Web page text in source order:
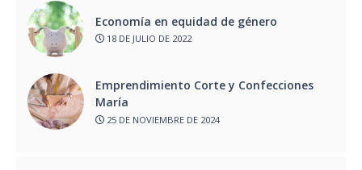
Economía en equidad de género
18 DE JULIO DE 2022
Emprendimiento Corte y Confecciones
María
25 DE NOVIEMBRE DE 2024